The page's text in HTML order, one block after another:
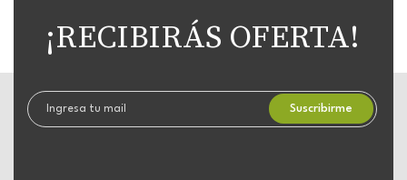
¡RECIBIRÁS OFERTA!